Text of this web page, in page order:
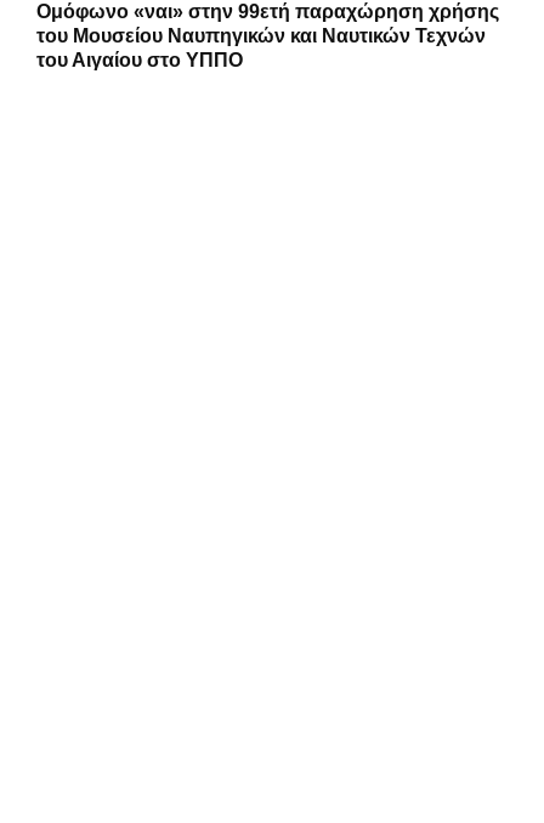
Ομόφωνο «ναι» στην 99ετή παραχώρηση χρήσης
του Μουσείου Ναυπηγικών και Ναυτικών Τεχνών
του Αιγαίου στο ΥΠΠΟ